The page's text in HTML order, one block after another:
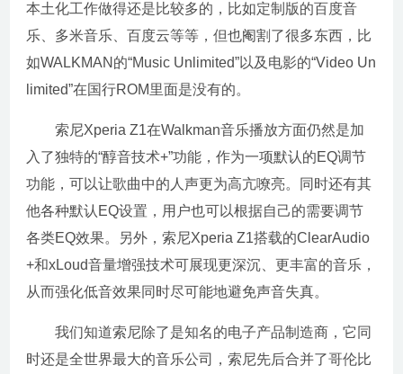
本土化工作做得还是比较多的，比如定制版的百度音
乐、多米音乐、百度云等等，但也阉割了很多东西，比
如WALKMAN的“Music Unlimited”以及电影的“Video Un
limited”在国行ROM里面是没有的。
索尼Xperia Z1在Walkman音乐播放方面仍然是加
入了独特的“醇音技术+”功能，作为一项默认的EQ调节
功能，可以让歌曲中的人声更为高亢嘹亮。同时还有其
他各种默认EQ设置，用户也可以根据自己的需要调节
各类EQ效果。另外，索尼Xperia Z1搭载的ClearAudio
+和xLoud音量增强技术可展现更深沉、更丰富的音乐，
从而强化低音效果同时尽可能地避免声音失真。
我们知道索尼除了是知名的电子产品制造商，它同
时还是全世界最大的音乐公司，索尼先后合并了哥伦比